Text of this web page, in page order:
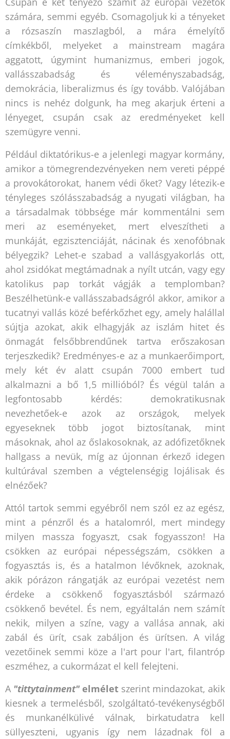
számára, semmi egyéb. Csomagoljuk ki a tényeket
a rózsaszín maszlagból, a mára émelyítő
címkékből, melyeket a mainstream magára
aggatott, úgymint humanizmus, emberi jogok,
vallásszabadság és véleményszabadság,
demokrácia, liberalizmus és így tovább. Valójában
nincs is nehéz dolgunk, ha meg akarjuk érteni a
lényeget, csupán csak az eredményeket kell
szemügyre venni.
Például diktatórikus-e a jelenlegi magyar kormány,
amikor a tömegrendezvényeken nem vereti péppé
a provokátorokat, hanem védi őket? Vagy létezik-e
tényleges szólásszabadság a nyugati világban, ha
a társadalmak többsége már kommentálni sem
meri az eseményeket, mert elveszítheti a
munkáját, egzisztenciáját, nácinak és xenofóbnak
bélyegzik? Lehet-e szabad a vallásgyakorlás ott,
ahol zsidókat megtámadnak a nyílt utcán, vagy egy
katolikus pap torkát vágják a templomban?
Beszélhetünk-e vallásszabadságról akkor, amikor a
tucatnyi vallás közé beférkőzhet egy, amely halállal
sújtja azokat, akik elhagyják az iszlám hitet és
önmagát felsőbbrendűnek tartva erőszakosan
terjeszkedik? Eredményes-e az a munkaerőimport,
mely két év alatt csupán 7000 embert tud
alkalmazni a bő 1,5 millióból? És végül talán a
legfontosabb kérdés: demokratikusnak
nevezhetőek-e azok az országok, melyek
egyeseknek több jogot biztosítanak, mint
másoknak, ahol az őslakosoknak, az adófizetőknek
hallgass a nevük, míg az újonnan érkező idegen
kultúrával szemben a végtelenségig lojálisak és
elnézőek?
Attól tartok semmi egyébről nem szól ez az egész,
mint a pénzről és a hatalomról, mert mindegy
milyen massza fogyaszt, csak fogyasszon! Ha
csökken az európai népességszám, csökken a
fogyasztás is, és a hatalmon lévőknek, azoknak,
akik pórázon rángatják az európai vezetést nem
érdeke a csökkenő fogyasztásból származó
csökkenő bevétel. És nem, egyáltalán nem számít
nekik, milyen a színe, vagy a vallása annak, aki
zabál és ürít, csak zabáljon és ürítsen. A világ
vezetőinek semmi köze a l'art pour l'art, filantróp
eszméhez, a cukormázat el kell felejteni.
A "tittytainment"elmélet szerint mindazokat, akik
kiesnek a termelésből, szolgáltató-tevékenységből
és munkanélkülivé válnak, birkatudatra kell
süllyeszteni, ugyanis így nem lázadnak föl a